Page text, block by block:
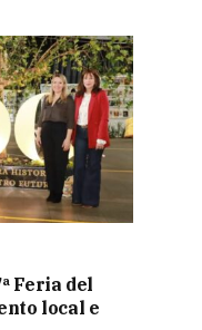
Feria del
local e